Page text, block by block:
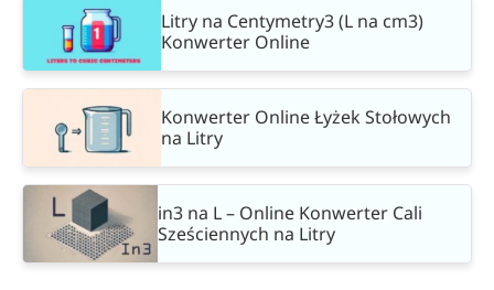
Litry na Centymetry3 (L na cm3)
Konwerter Online
Konwerter Online Łyżek Stołowych
na Litry
in3 na L – Online Konwerter Cali
Sześciennych na Litry